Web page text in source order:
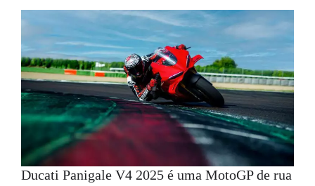
Ducati Panigale V4 2025 é uma MotoGP de rua